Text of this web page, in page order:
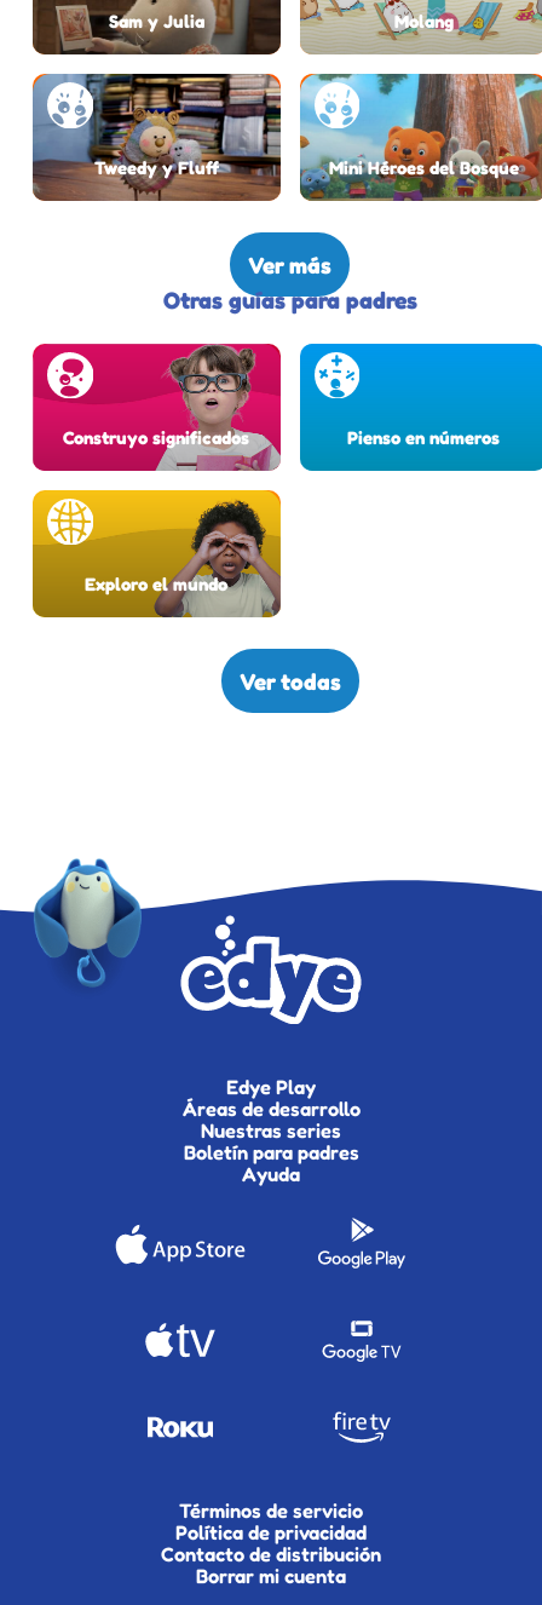
Sam y Julia Molang
Tweedy y Fluff Mini Héroes del Bosque
Ver más
Otras guías para padres
Construyo significados Pienso en números
Exploro el mundo
Ver todas
Edye Play
Áreas de desarrollo
Nuestras series
Boletín para padres
Ayuda
Términos de servicio
Política de privacidad
Contacto de distribución
Borrar mi cuenta